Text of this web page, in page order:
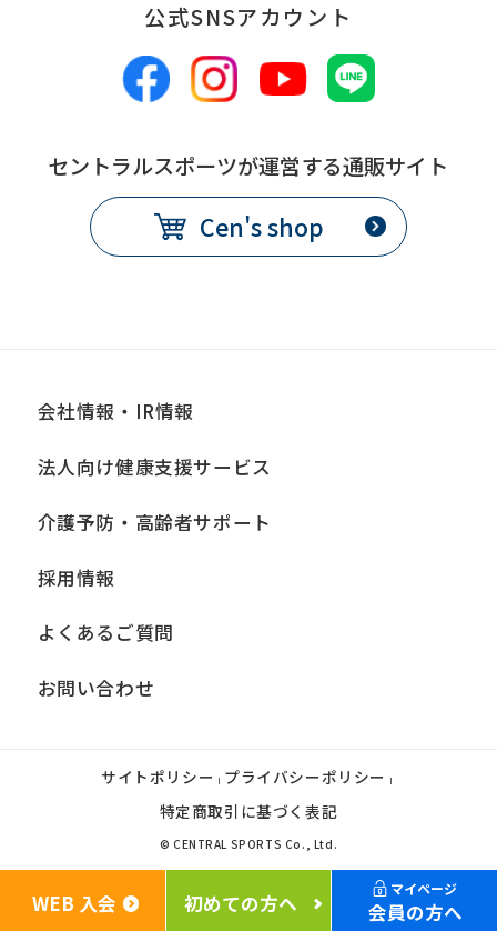
公式SNSアカウント
セントラルスポーツが運営する通販サイト
Cen's shop
会社情報・IR情報
法人向け健康支援サービス
介護予防・高齢者サポート
採用情報
よくあるご質問
お問い合わせ
サイトポリシー | プライバシーポリシー |
特定商取引に基づく表記
© CENTRAL SPORTS Co., Ltd.
WEB 入会 初めての方へ
マイページ
会員の方へ